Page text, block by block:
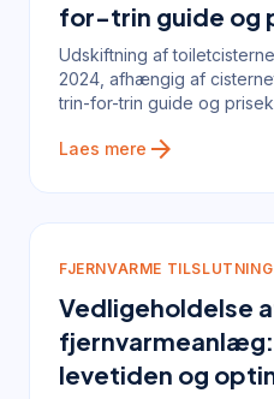
for-trin guide og
Udskiftning af
2024, afhængig af
trin-for-trin guide og
Laes mere arrow_forward
FJERNVARME TILSLUTNING
Vedligeholdelse
levetiden og